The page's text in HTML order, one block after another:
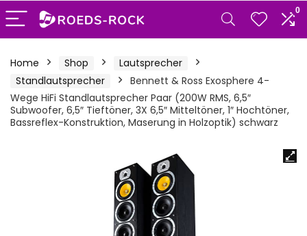
0
Home Shop
Lautsprecher
Standlautsprecher
Bennett & Ross Exosphere 4-
Wege HiFi Standlautsprecher Paar (200W RMS, 6,5″
Subwoofer, 6,5″ Tieftöner, 3X 6,5″ Mitteltöner, 1″ Hochtöner,
Bassreflex-Konstruktion, Maserung in Holzoptik) schwarz